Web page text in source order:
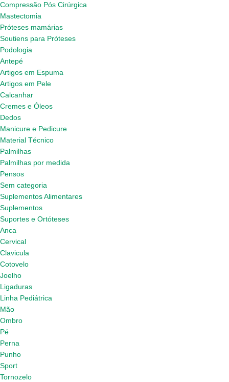
Compressão Pós Cirúrgica
Mastectomia
Próteses mamárias
Soutiens para Próteses
Podologia
Antepé
Artigos em Espuma
Artigos em Pele
Calcanhar
Cremes e Óleos
Dedos
Manicure e Pedicure
Material Técnico
Palmilhas
Palmilhas por medida
Pensos
Sem categoria
Suplementos Alimentares
Suplementos
Suportes e Ortóteses
Anca
Cervical
Clavicula
Cotovelo
Joelho
Ligaduras
Linha Pediátrica
Mão
Ombro
Pé
Perna
Punho
Sport
Tornozelo